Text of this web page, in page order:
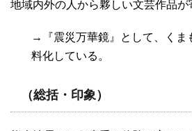
地域内外の人から夥しい文芸作品が
→『震災万華鏡』として、くま
料化している。
（総括・印象）